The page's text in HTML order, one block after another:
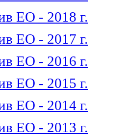
ЕО - 2018 г.
ЕО - 2017 г.
ЕО - 2016 г.
ЕО - 2015 г.
ЕО - 2014 г.
ЕО - 2013 г.